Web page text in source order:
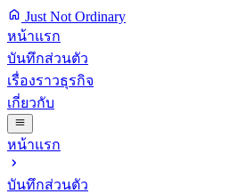
Just Not Ordinary
หน้าแรก
บันทึกส่วนตัว
เรื่องราวธุรกิจ
เกี่ยวกับ
หน้าแรก
บันทึกส่วนตัว